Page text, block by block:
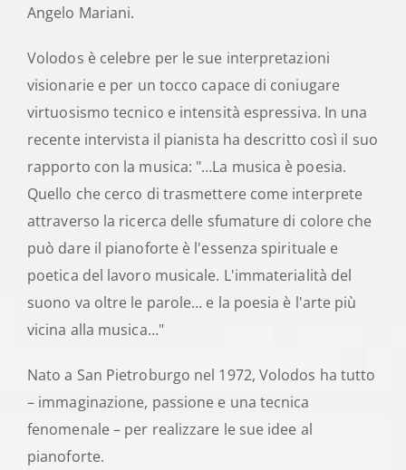
Angelo Mariani.
Volodos è celebre per le sue interpretazioni
visionarie e per un tocco capace di coniugare
virtuosismo tecnico e intensità espressiva. In una
recente intervista il pianista ha descritto così il suo
rapporto con la musica: "…La musica è poesia.
Quello che cerco di trasmettere come interprete
attraverso la ricerca delle sfumature di colore che
può dare il pianoforte è l'essenza spirituale e
poetica del lavoro musicale. L'immaterialità del
suono va oltre le parole… e la poesia è l'arte più
vicina alla musica…"
Nato a San Pietroburgo nel 1972, Volodos ha tutto
– immaginazione, passione e una tecnica
fenomenale – per realizzare le sue idee al
pianoforte.